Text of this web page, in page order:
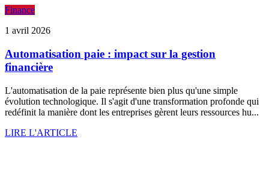
Finance
1 avril 2026
Automatisation paie : impact sur la gestion
financière
L'automatisation de la paie représente bien plus qu'une simple
évolution technologique. Il s'agit d'une transformation profonde qui
redéfinit la manière dont les entreprises gèrent leurs ressources hu...
LIRE L'ARTICLE